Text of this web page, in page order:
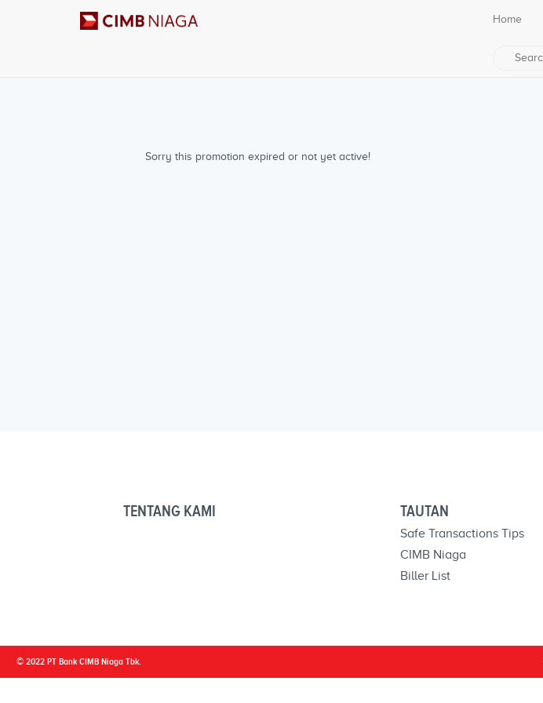
Sorry this promotion expired or not yet active!
Home
TENTANG KAMI TAUTAN
Safe Transactions Tips
CIMB Niaga
Biller List
© 2022 PT Bank CIMB Niaga Tbk.